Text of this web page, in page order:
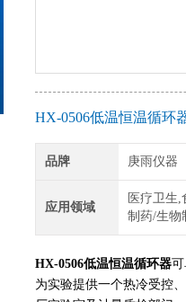
HX-0506低温恒温循环
品牌 庚雨仪器
应用领域
医疗卫生
制药/生物
HX-0506低温恒温循环器
为实验提供一个热冷受控